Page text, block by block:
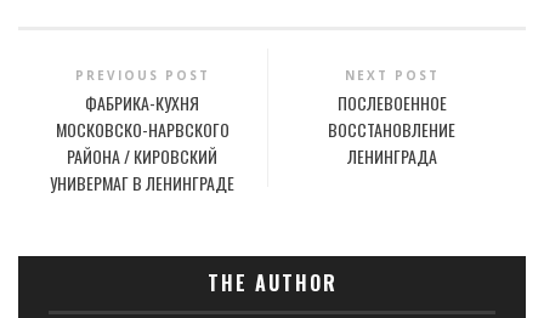
PREVIOUS POST
ФАБРИКА-КУХНЯ
МОСКОВСКО-НАРВСКОГО
РАЙОНА / КИРОВСКИЙ
УНИВЕРМАГ В ЛЕНИНГРАДЕ
NEXT POST
ПОСЛЕВОЕННОЕ
ВОССТАНОВЛЕНИЕ
ЛЕНИНГРАДА
THE AUTHOR